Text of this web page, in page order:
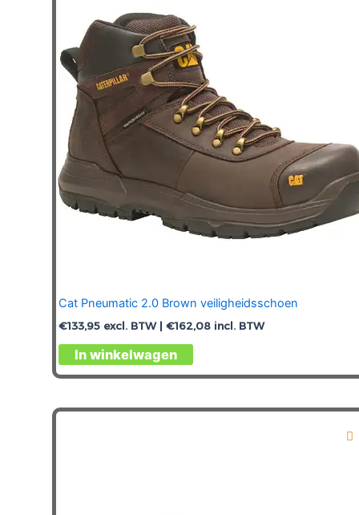
Cat Pneumatic 2.0 Brown veiligheidsschoen
€133,95 excl. BTW | €162,08 incl. BTW
In winkelwagen
Dit
product
meerdere